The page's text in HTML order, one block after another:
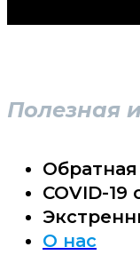
Полезная
Обратная
COVID-19
О нас